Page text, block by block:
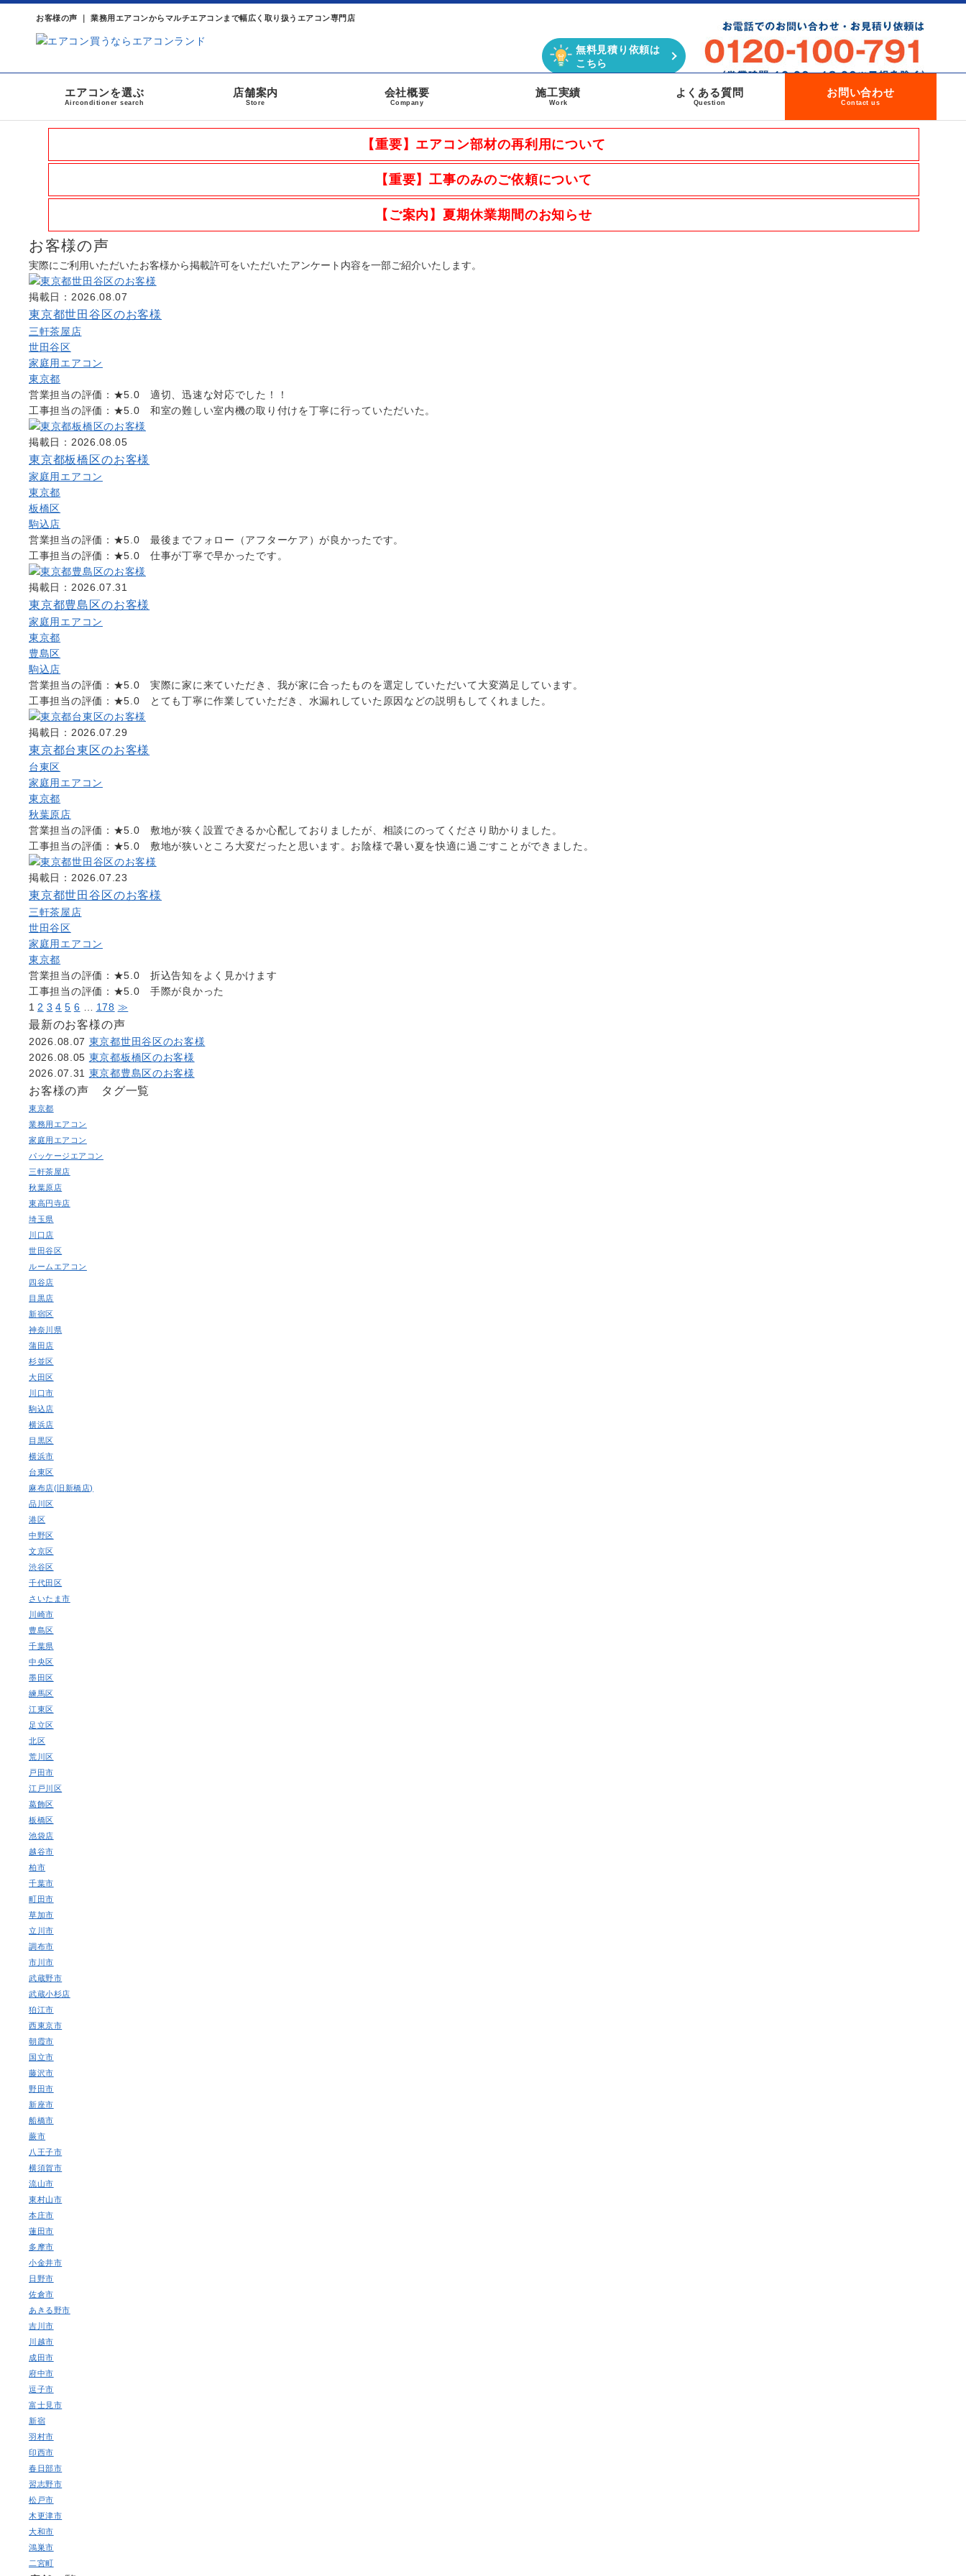
お客様の声 ｜ 業務用エアコンからマルチエアコンまで幅広く取り扱うエアコン専門店
無料見積り依頼は
こちら
エアコンを選ぶ
Airconditioner search
店舗案内
Store
会社概要
Company
施工実績
Work
よくある質問
Question
お問い合わせ
Contact us
【重要】エアコン部材の再利用について
【重要】工事のみのご依頼について
【ご案内】夏期休業期間のお知らせ
お客様の声
実際にご利用いただいたお客様から掲載許可をいただいたアンケート内容を一部ご紹介いたします。
掲載日：2026.08.07
東京都世田谷区のお客様
三軒茶屋店
世田谷区
家庭用エアコン
東京都
営業担当の評価：★5.0 適切、迅速な対応でした！！
工事担当の評価：★5.0 和室の難しい室内機の取り付けを丁寧に行っていただいた。
掲載日：2026.08.05
東京都板橋区のお客様
家庭用エアコン
東京都
板橋区
駒込店
営業担当の評価：★5.0 最後までフォロー（アフターケア）が良かったです。
工事担当の評価：★5.0 仕事が丁寧で早かったです。
掲載日：2026.07.31
東京都豊島区のお客様
家庭用エアコン
東京都
豊島区
駒込店
営業担当の評価：★5.0 実際に家に来ていただき、我が家に合ったものを選定していただいて大変満足しています。
工事担当の評価：★5.0 とても丁寧に作業していただき、水漏れしていた原因などの説明もしてくれました。
掲載日：2026.07.29
東京都台東区のお客様
台東区
家庭用エアコン
東京都
秋葉原店
営業担当の評価：★5.0 敷地が狭く設置できるか心配しておりましたが、相談にのってくださり助かりました。
工事担当の評価：★5.0 敷地が狭いところ大変だったと思います。お陰様で暑い夏を快適に過ごすことができました。
掲載日：2026.07.23
東京都世田谷区のお客様
三軒茶屋店
世田谷区
家庭用エアコン
東京都
営業担当の評価：★5.0 折込告知をよく見かけます
工事担当の評価：★5.0 手際が良かった
1 2 3 4 5 6 178 ≫
最新のお客様の声
2026.08.07 東京都世田谷区のお客様
2026.08.05 東京都板橋区のお客様
2026.07.31 東京都豊島区のお客様
お客様の声 タグ一覧
東京都
業務用エアコン
家庭用エアコン
パッケージエアコン
三軒茶屋店
秋葉原店
東高円寺店
埼玉県
川口店
世田谷区
ルームエアコン
四谷店
目黒店
新宿区
神奈川県
蒲田店
杉並区
大田区
川口市
駒込店
横浜店
目黒区
横浜市
台東区
麻布店(旧新橋店)
品川区
港区
中野区
文京区
渋谷区
千代田区
さいたま市
川崎市
豊島区
千葉県
中央区
墨田区
練馬区
江東区
足立区
北区
荒川区
戸田市
江戸川区
葛飾区
板橋区
池袋店
越谷市
柏市
千葉市
町田市
草加市
立川市
調布市
市川市
武蔵野市
武蔵小杉店
狛江市
西東京市
朝霞市
国立市
藤沢市
野田市
新座市
船橋市
蕨市
八王子市
横須賀市
流山市
東村山市
本庄市
蓮田市
多摩市
小金井市
日野市
佐倉市
あきる野市
吉川市
川越市
成田市
府中市
逗子市
富士見市
新宿
羽村市
印西市
春日部市
習志野市
松戸市
木更津市
大和市
鴻巣市
二宮町